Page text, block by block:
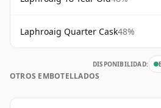
Laphroaig Quarter Cask48%
DISPONIBILIDAD:
OTROS EMBOTELLADOS